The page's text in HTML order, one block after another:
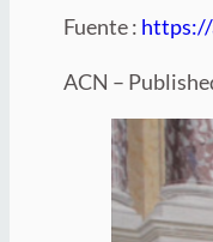
Fuente : https://
ACN –